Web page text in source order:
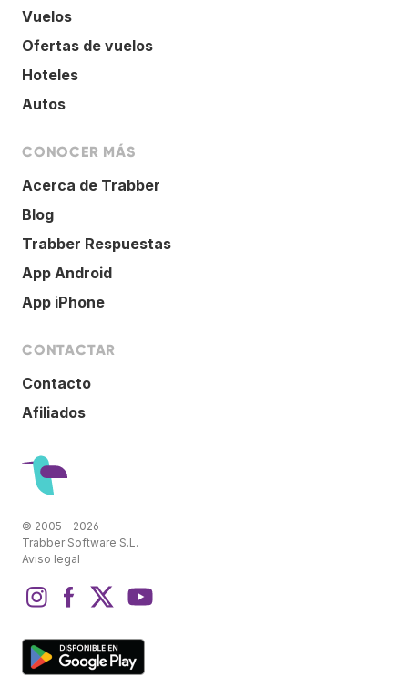
Vuelos
Ofertas de vuelos
Hoteles
Autos
CONOCER MÁS
Acerca de Trabber
Blog
Trabber Respuestas
App Android
App iPhone
CONTACTAR
Contacto
Afiliados
© 2005 - 2026
Trabber Software S.L.
Aviso legal